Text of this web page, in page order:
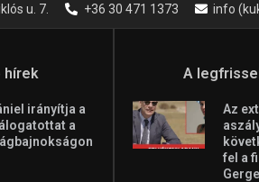
u. 7. +36 30 471 1373 info
hírek
irányítja a
a
A
Az
fel a